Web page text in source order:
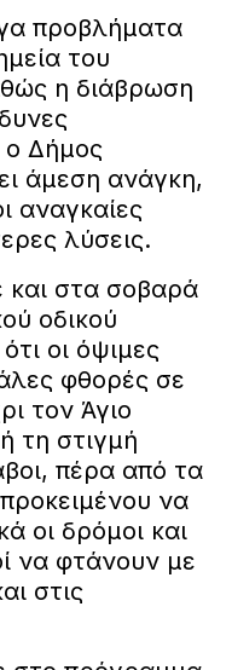
προβλήματα
του
η διάβρωση
ο Δήμος
άμεση ανάγκη,
αναγκαίες
λύσεις.
στα σοβαρά
οδικού
οι όψιμες
φθορές σε
τον Άγιο
τη στιγμή
πέρα από τα
να
οι δρόμοι και
να φτάνουν με
στις